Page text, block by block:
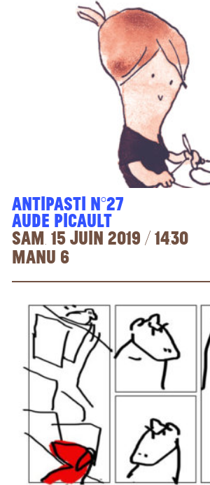
Antipasti n°27
Aude Picault
sam. 15 juin 2019 / 14:30
Manu 6